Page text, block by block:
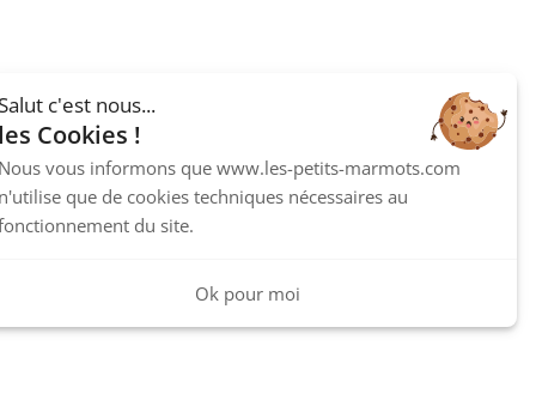
c'est nous...
Cookies !
vous informons que www.les-petits-marmots.com
que de cookies techniques nécessaires au
du site.
Ok pour moi